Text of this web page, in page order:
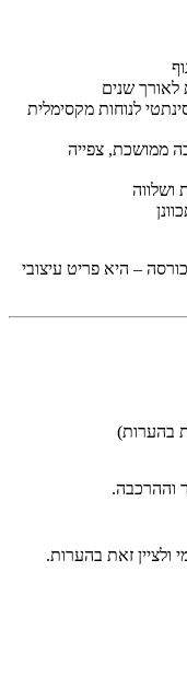
לאורך שנים
לנוחות מקסימלית
ממושכת, צפייה
ושלווה
– היא פריט עיצובי
בהערות)
וההרכבה.
ולציין זאת בהערות.